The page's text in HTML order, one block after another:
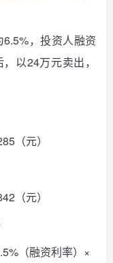
，投资人融资
以24万元卖出，
（元）
（元）
（融资利率）×